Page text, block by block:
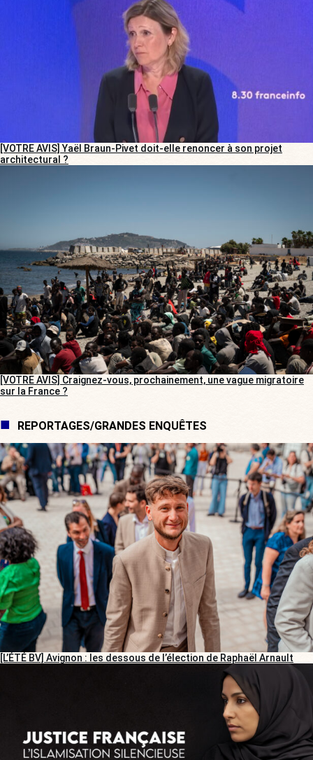
[VOTRE AVIS] Yaël Braun-Pivet doit-elle renoncer à son projet
architectural ?
[VOTRE AVIS] Craignez-vous, prochainement, une vague migratoire
sur la France ?
REPORTAGES/GRANDES ENQUÊTES
[L’ÉTÉ BV] Avignon : les dessous de l’élection de Raphaël Arnault